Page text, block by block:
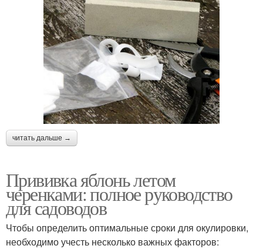
читать дальше →
Прививка яблонь летом
черенками: полное руководство
для садоводов
Чтобы определить оптимальные сроки для окулировки,
необходимо учесть несколько важных факторов: